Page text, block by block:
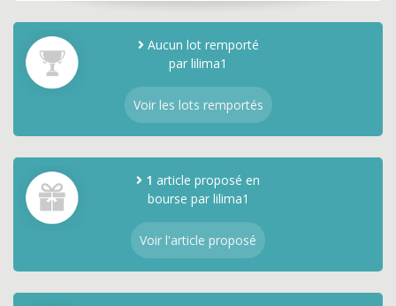
Aucun lot remporté
par lilima1
Voir les lots remportés
1 article proposé en
bourse par lilima1
Voir l'article proposé